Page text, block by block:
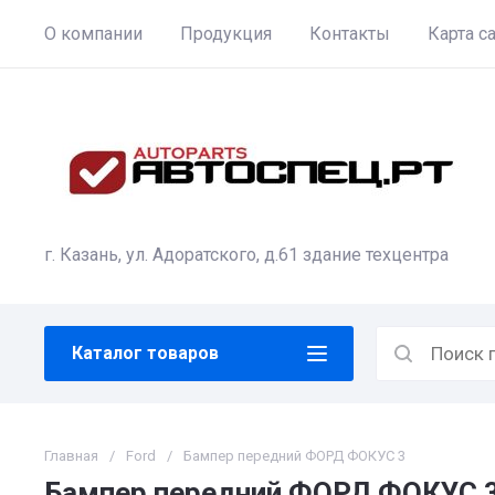
О компании Продукция Контакты Карта
г. Казань, ул. Адоратского, д.61 здание техцентра
Каталог товаров
Главная / Ford / Бампер передний ФОРД ФОКУС 3